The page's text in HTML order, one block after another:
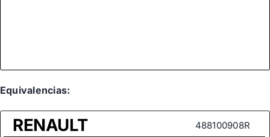
Equivalencias:
RENAULT 488100908R